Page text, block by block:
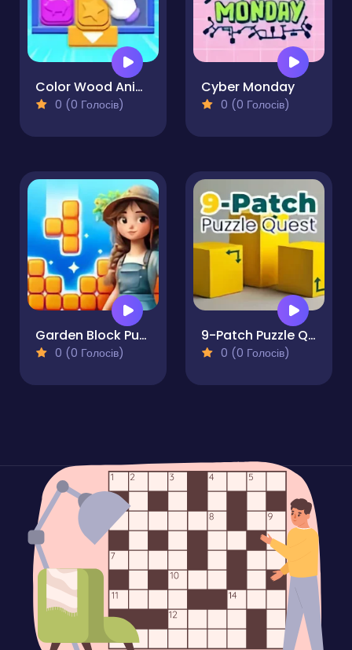
Color Wood Animal Jam
0 (0 Голосів)
Cyber Monday
0 (0 Голосів)
Garden Block Puzzle
0 (0 Голосів)
9-Patch Puzzle Quest
0 (0 Голосів)